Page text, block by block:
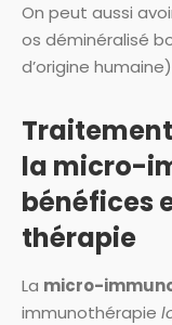
On peut aussi
os déminéralisé
d’origine
la micro-
bénéfices
thérapie
La micro-
immunothérapie